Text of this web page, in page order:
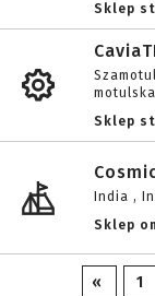
Sklep
Sklep
Sklep
« 1